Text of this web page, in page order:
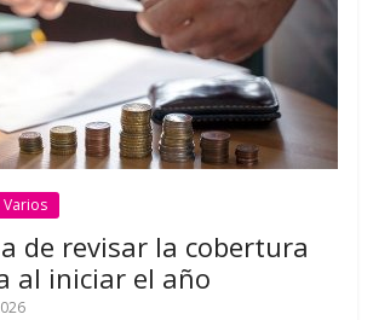
Varios
de revisar la cobertura
al iniciar el año